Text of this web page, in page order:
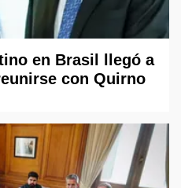
en Brasil llegó a
con Quirno